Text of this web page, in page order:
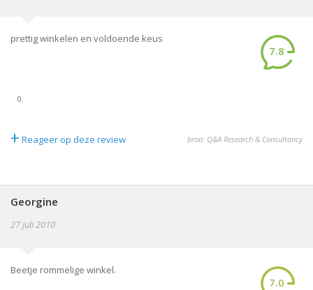
prettig winkelen en voldoende keus
7.8
0
+ Reageer op deze review bron: Q&A Research & Consultancy
Georgine
27 juli 2010
Beetje rommelige winkel.
7.0